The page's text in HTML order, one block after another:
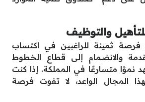
والتوظيف
فرصة ثمينة للراغبين في اكتساب
والانضمام إلى قطاع الخطوط
نموًا متسارعًا في المملكة. إذا كنت
المجال الواعد، لا تفوت فرصة